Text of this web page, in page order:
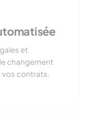
et
changement
contrats.